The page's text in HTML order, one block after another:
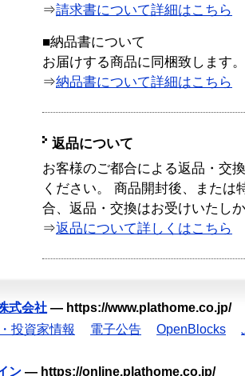
⇒請求書について詳細はこちら
■納品書について
お届けする商品に同梱致します。
⇒納品書について詳細はこちら
返品について
お客様のご都合による返品・交
ください。 商品開封後、または
合、返品・交換はお受けいたし
⇒返品について詳しくはこちら
式会社 — https://www.plathome.co.jp/
投資家情報 電子公告 OpenBlocks
ン — https://online.plathome.co.jp/